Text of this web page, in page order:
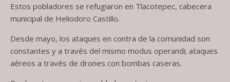
Estos pobladores se refugiaron en Tlacotepec, cabecera
municipal de Heliodoro Castillo.
Desde mayo, los ataques en contra de la comunidad son
constantes y a través del mismo modus operandi; ataques
aéreos a través de drones con bombas caseras.